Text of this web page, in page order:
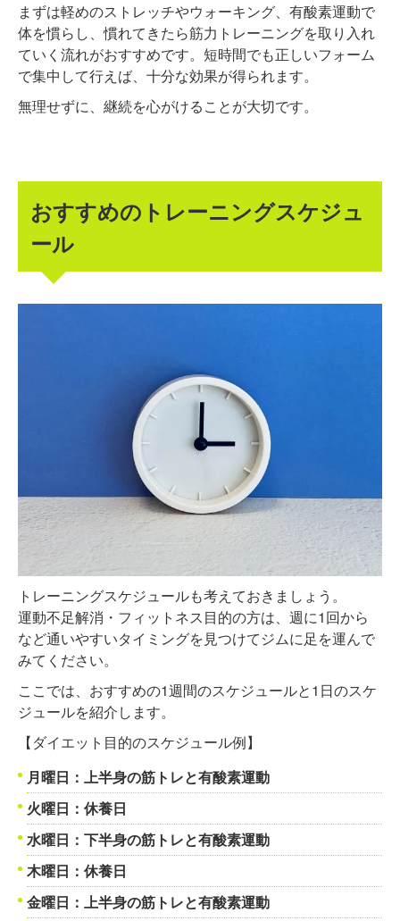
まずは軽めのストレッチやウォーキング、有酸素運動で
体を慣らし、慣れてきたら筋力トレーニングを取り入れ
ていく流れがおすすめです。短時間でも正しいフォーム
で集中して行えば、十分な効果が得られます。
無理せずに、継続を心がけることが大切です。
おすすめのトレーニングスケジュ
ール
トレーニングスケジュールも考えておきましょう。
運動不足解消・フィットネス目的の方は、週に1回から
など通いやすいタイミングを見つけてジムに足を運んで
みてください。
ここでは、おすすめの1週間のスケジュールと1日のスケ
ジュールを紹介します。
【ダイエット目的のスケジュール例】
月曜日：上半身の筋トレと有酸素運動
火曜日：休養日
水曜日：下半身の筋トレと有酸素運動
木曜日：休養日
金曜日：上半身の筋トレと有酸素運動